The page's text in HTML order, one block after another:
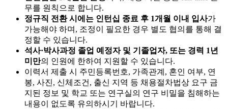
무를 원칙으로 합니다.
정규직 전환 시에는 인턴십 종료 후 1개월 이내 입사가
가능해야 하며, 조정이 필요한 경우 별도 협의를 통해 결
정할 수 있습니다.
석사·박사과정 졸업 예정자 및 기졸업자, 또는 경력 1년
미만의 인원에 한하여 지원할 수 있습니다.
이력서 제출 시 주민등록번호, 가족관계, 혼인 여부, 연
봉, 사진, 신체조건, 출신 지역 등 채용절차법상 요구 금
지된 정보 및 학교 또는 연구실의 연구 비밀을 침해하는
내용이 없도록 유의하시기 바랍니다.